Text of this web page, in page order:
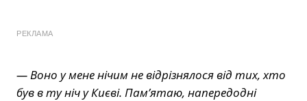
РЕКЛАМА
— Воно у мене нічим не відрізнялося від тих, хто
був в ту ніч у Києві. Памʼятаю, напередодні